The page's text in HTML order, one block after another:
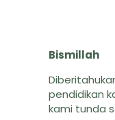
Bismillah
pendidikan
kami tunda